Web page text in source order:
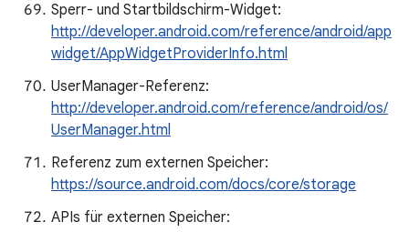
Sperr- und Startbildschirm-Widget:
http://developer.android.com/reference/android/app
widget/AppWidgetProviderInfo.html
UserManager-Referenz:
http://developer.android.com/reference/android/os/
UserManager.html
Referenz zum externen Speicher:
https://source.android.com/docs/core/storage
APIs für externen Speicher: